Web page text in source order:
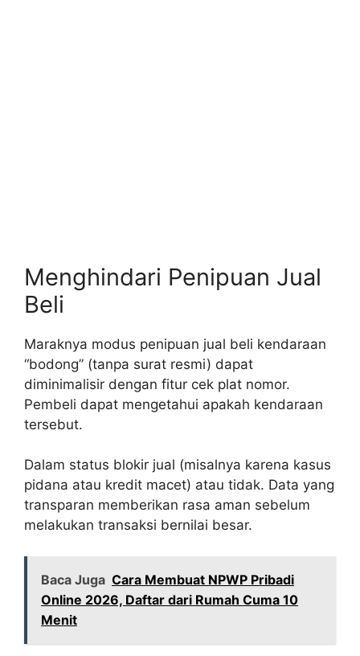
Menghindari Penipuan Jual
Beli
Maraknya modus penipuan jual beli kendaraan
“bodong” (tanpa surat resmi) dapat
diminimalisir dengan fitur cek plat nomor.
Pembeli dapat mengetahui apakah kendaraan
tersebut.
Dalam status blokir jual (misalnya karena kasus
pidana atau kredit macet) atau tidak. Data yang
transparan memberikan rasa aman sebelum
melakukan transaksi bernilai besar.
Baca Juga Cara Membuat NPWP Pribadi
Online 2026, Daftar dari Rumah Cuma 10
Menit